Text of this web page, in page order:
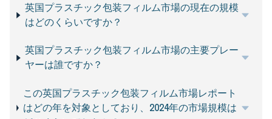
英国プラスチック包装フィルム市場の現在の規模
はどのくらいですか？
英国プラスチック包装フィルム市場の主要プレー
ヤーは誰ですか？
この英国プラスチック包装フィルム市場レポート
はどの年を対象としており、2024年の市場規模は